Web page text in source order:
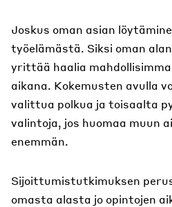
Joskus oman asian
työelämästä. Siksi oman
yrittää haalia
aikana. Kokemusten avulla
valittua polkua ja toisaalta
valintoja, jos huomaa muun
enemmän.
Sijoittumistutkimuksen
omasta alasta jo opintojen